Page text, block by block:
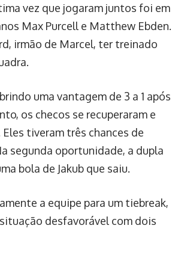
vez que jogaram juntos foi em
Max Purcell e Matthew Ebden.
irmão de Marcel, ter treinado
uma vantagem de 3 a 1 após
os checos se recuperaram e
tiveram três chances de
segunda oportunidade, a dupla
bola de Jakub que saiu.
a equipe para um tiebreak,
desfavorável com dois